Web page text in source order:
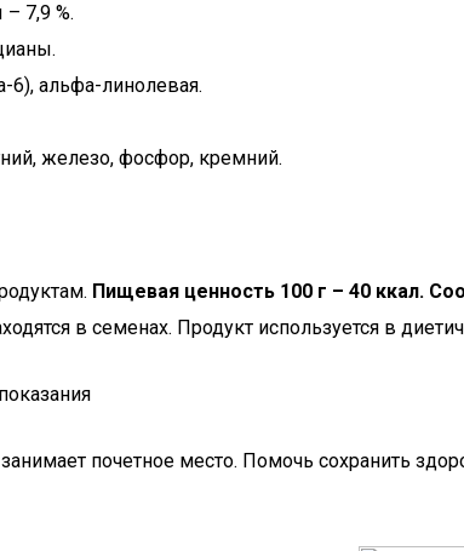
7,9 %.
альфа-линолевая.
железо, фосфор, кремний.
Пищевая ценность 100 г – 40 ккал.
в семенах. Продукт используется в
почетное место. Помочь сохранить